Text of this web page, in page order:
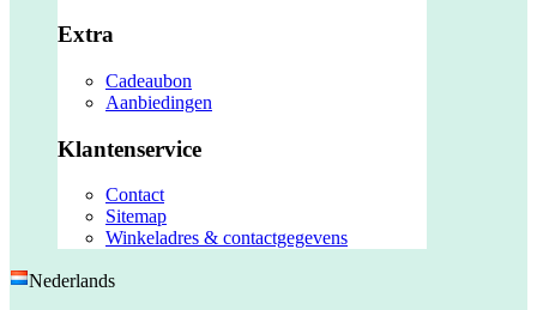
Extra
Cadeaubon
Aanbiedingen
Klantenservice
Contact
Sitemap
Winkeladres & contactgegevens
Nederlands